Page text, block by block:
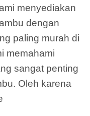
menyediakan
dengan
paling murah di
memahami
sangat penting
Oleh karena